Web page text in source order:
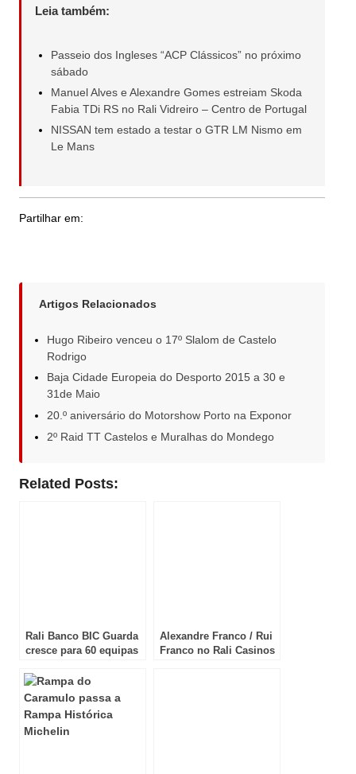
Leia também:
Passeio dos Ingleses “ACP Clássicos” no próximo
sábado
Manuel Alves e Alexandre Gomes estreiam Skoda
Fabia TDi RS no Rali Vidreiro – Centro de Portugal
NISSAN tem estado a testar o GTR LM Nismo em
Le Mans
Partilhar em:
Artigos Relacionados
Hugo Ribeiro venceu o 17º Slalom de Castelo
Rodrigo
Baja Cidade Europeia do Desporto 2015 a 30 e
31de Maio
20.º aniversário do Motorshow Porto na Exponor
2º Raid TT Castelos e Muralhas do Mondego
Related Posts:
Rali Banco BIC Guarda
cresce para 60 equipas
Alexandre Franco / Rui
Franco no Rali Casinos